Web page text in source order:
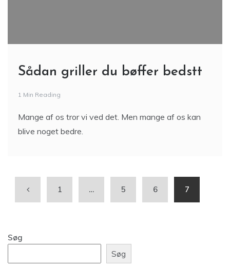
Sådan griller du bøffer bedstt
1 Min Reading
Mange af os tror vi ved det. Men mange af os kan
blive noget bedre.
1 … 5 6 7
Søg
Søg